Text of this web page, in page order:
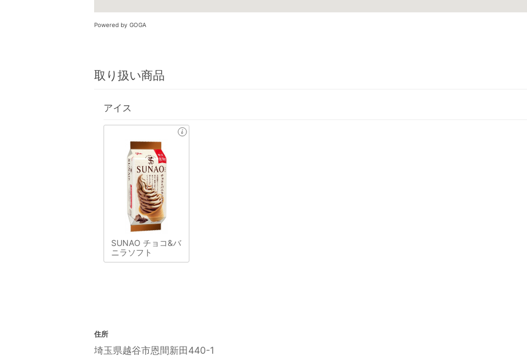
Powered by GOGA
取り扱い商品
アイス
SUNAO チョコ&バ
ニラソフト
住所
埼玉県越谷市恩間新田440-1